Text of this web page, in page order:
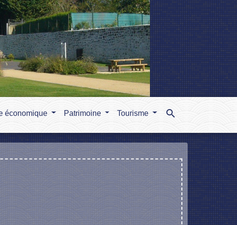
économique Patrimoine Tourisme search